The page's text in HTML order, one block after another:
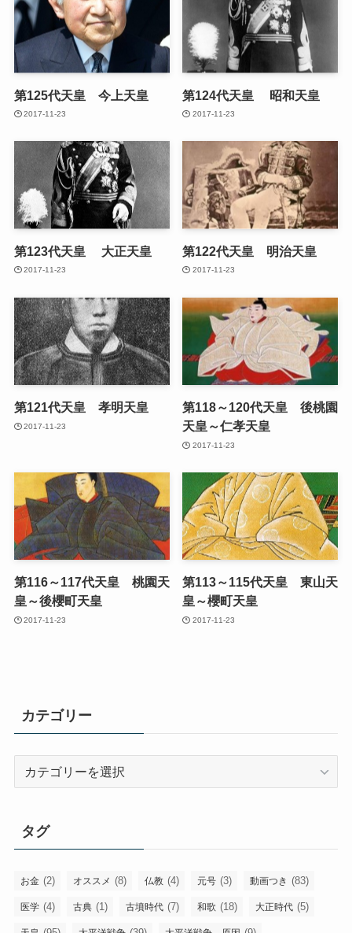
第125代天皇 今上天皇
2017-11-23
第124代天皇 昭和天皇
2017-11-23
第123代天皇 大正天皇
2017-11-23
第122代天皇 明治天皇
2017-11-23
第121代天皇 孝明天皇
2017-11-23
第118～120代天皇 後桃園
天皇～仁孝天皇
2017-11-23
第116～117代天皇 桃園天
皇～後櫻町天皇
2017-11-23
第113～115代天皇 東山天
皇～櫻町天皇
2017-11-23
カテゴリー
ー
タグ
お金 (2) オススメ (8) 仏教 (4) 元号 (3) 動画つき (83)
医学 (4) 古典 (1) 古墳時代 (7) 和歌 (18) 大正時代 (5)